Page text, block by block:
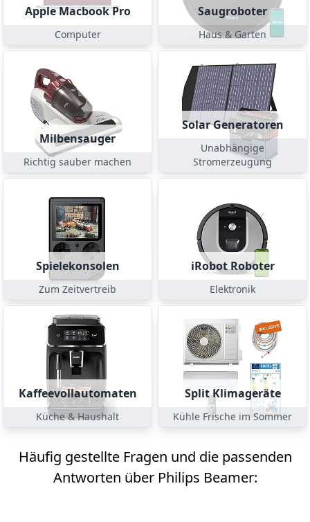
Apple Macbook Pro
Computer
Saugroboter
Haus & Garten
Milbensauger
Richtig sauber machen
Solar Generatoren
Unabhängige
Stromerzeugung
Spielekonsolen
Zum Zeitvertreib
iRobot Roboter
Elektronik
Kaffeevollautomaten
Küche & Haushalt
Split Klimageräte
Kühle Frische im Sommer
Häufig gestellte Fragen und die passenden
Antworten über Philips Beamer: